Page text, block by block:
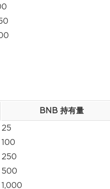
BNB 持有量
25
100
250
500
1,000